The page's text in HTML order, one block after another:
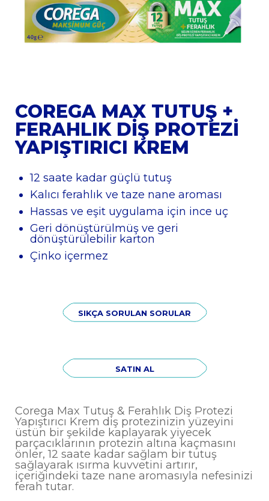
COREGA MAX TUTUŞ +
FERAHLIK DİŞ PROTEZİ
YAPIŞTIRICI KREM
12 saate kadar güçlü tutuş
Kalıcı ferahlık ve taze nane aroması
Hassas ve eşit uygulama için ince uç
Geri dönüştürülmüş ve geri
dönüştürülebilir karton
Çinko içermez
SIKÇA SORULAN SORULAR
SATIN AL
Corega Max Tutuş & Ferahlık Diş Protezi
Yapıştırıcı Krem diş protezinizin yüzeyini
üstün bir şekilde kaplayarak yiyecek
parçacıklarının protezin altına kaçmasını
önler, 12 saate kadar sağlam bir tutuş
sağlayarak ısırma kuvvetini artırır,
içeriğindeki taze nane aromasıyla nefesinizi
ferah tutar.